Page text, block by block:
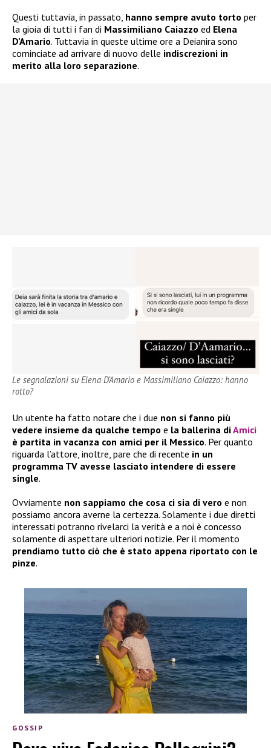
Questi tuttavia, in passato, hanno sempre avuto torto per
la gioia di tutti i fan di Massimiliano Caiazzo ed Elena
D’Amario. Tuttavia in queste ultime ore a Deianira sono
cominciate ad arrivare di nuovo delle indiscrezioni in
merito alla loro separazione.
Le segnalazioni su Elena D’Amario e Massimiliano Caiazzo: hanno
rotto?
Un utente ha fatto notare che i due non si fanno più
vedere insieme da qualche tempo e la ballerina diAmici
è partita in vacanza con amici per il Messico. Per quanto
riguarda l’attore, inoltre, pare che di recente in un
programma TV avesse lasciato intendere di essere
single.
Ovviamente non sappiamo che cosa ci sia di vero e non
possiamo ancora averne la certezza. Solamente i due diretti
interessati potranno rivelarci la verità e a noi è concesso
solamente di aspettare ulteriori notizie. Per il momento
prendiamo tutto ciò che è stato appena riportato con le
pinze.
GOSSIP